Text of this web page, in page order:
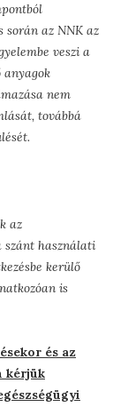
során az NNK az
veszi a
anyagok
nem
továbbá
az
szánt használati
kerülő
is
és az
kérjük